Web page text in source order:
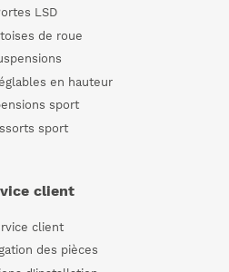
LSD
de roue
en hauteur
sport
sport
client
client
des pièces